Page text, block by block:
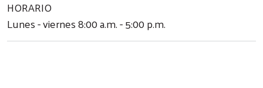
HORARIO
Lunes - viernes 8:00 a.m. - 5:00 p.m.